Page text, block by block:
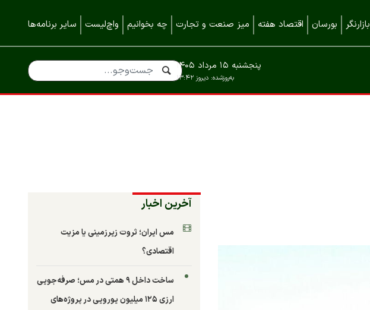
بازارنگر بورسان اقتصاد هفته میز صنعت و تجارت چه بخوانیم واچ‌لیست سایر برنامه‌ها
به‌روزشده: دیروز ۱۳:۴۲
پنجشنبه ۱۵ مرداد ۱۴۰۵
آخرین اخبار
مس ایران؛ ثروت زیرزمینی یا مزیت
اقتصادی؟
ساخت داخل ۹ همتی در مس؛ صرفه‌جویی
ارزی ۱۲۵ میلیون یورویی در پروژه‌های